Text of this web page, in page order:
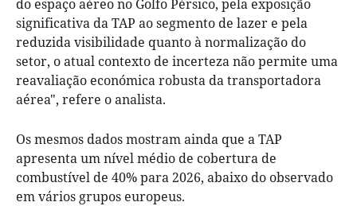
do espaço aéreo no Golfo Pérsico, pela exposição
significativa da TAP ao segmento de lazer e pela
reduzida visibilidade quanto à normalização do
setor, o atual contexto de incerteza não permite uma
reavaliação económica robusta da transportadora
aérea", refere o analista.
Os mesmos dados mostram ainda que a TAP
apresenta um nível médio de cobertura de
combustível de 40% para 2026, abaixo do observado
em vários grupos europeus.